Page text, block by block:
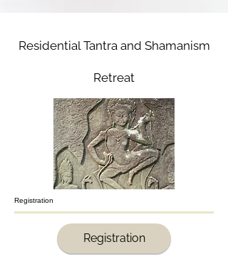
Residential Tantra and Shamanism
Retreat
Registration
Registration